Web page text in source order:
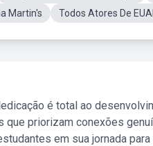
Martin's
Todos Atores De
é total ao
priorizam conexões
em sua jornada